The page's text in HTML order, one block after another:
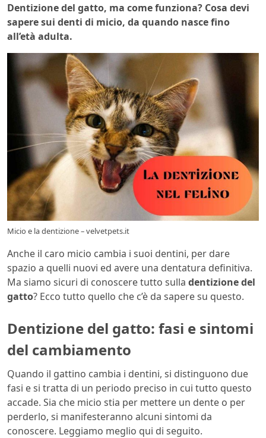
Dentizione del gatto, ma come funziona? Cosa devi
sapere sui denti di micio, da quando nasce fino
all’età adulta.
Micio e la dentizione – velvetpets.it
Anche il caro micio cambia i suoi dentini, per dare
spazio a quelli nuovi ed avere una dentatura definitiva.
Ma siamo sicuri di conoscere tutto sulla dentizione del
gatto? Ecco tutto quello che c’è da sapere su questo.
Dentizione del gatto: fasi e sintomi
del cambiamento
Quando il gattino cambia i dentini, si distinguono due
fasi e si tratta di un periodo preciso in cui tutto questo
accade. Sia che micio stia per mettere un dente o per
perderlo, si manifesteranno alcuni sintomi da
conoscere. Leggiamo meglio qui di seguito.